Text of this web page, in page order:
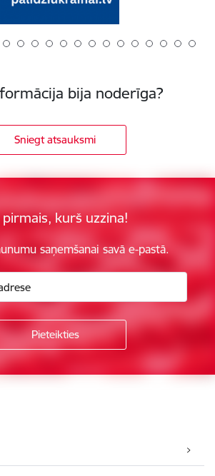
bija noderīga?
Sniegt atsauksmi
pirmais, kurš uzzina!
saņemšanai savā e-pastā.